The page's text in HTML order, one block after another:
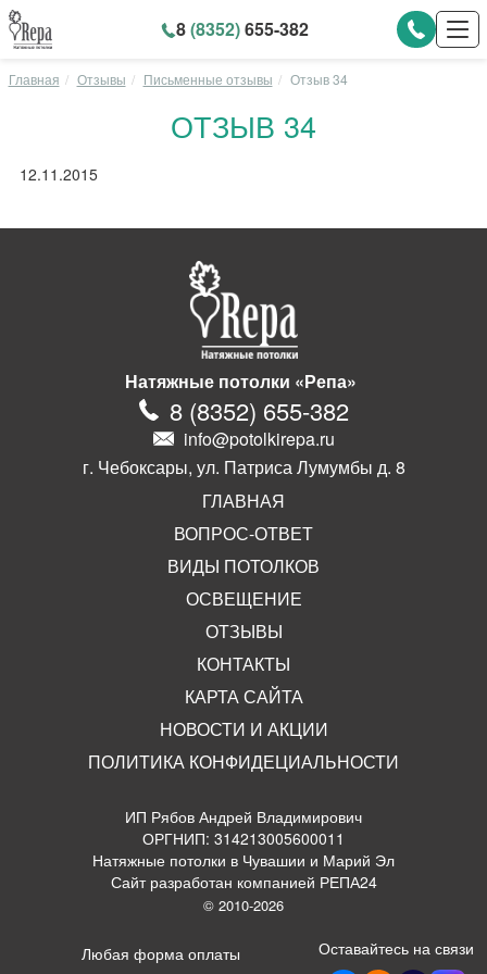
8(8352)655-382
Главная Отзывы Письменные отзывы Отзыв 34
ОТЗЫВ 34
12.11.2015
Натяжные потолки «Репа»
8 (8352) 655-382
info@potolkirepa.ru
г. Чебоксары, ул. Патриса Лумумбы д. 8
ГЛАВНАЯ
ВОПРОС-ОТВЕТ
ВИДЫ ПОТОЛКОВ
ОСВЕЩЕНИЕ
ОТЗЫВЫ
КОНТАКТЫ
КАРТА САЙТА
НОВОСТИ И АКЦИИ
ПОЛИТИКА КОНФИДЕЦИАЛЬНОСТИ
ИП Рябов Андрей Владимирович
ОРГНИП: 314213005600011
Натяжные потолки в Чувашии и Марий Эл
Сайт разработан компанией РЕПА24
© 2010-2026
Любая форма оплаты Оставайтесь на связи